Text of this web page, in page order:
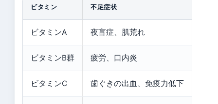
ビタミン 不足症状
ビタミンA 夜盲症、肌荒れ
ビタミンB群 疲労、口内炎
ビタミンC 歯ぐきの出血、免疫力低下